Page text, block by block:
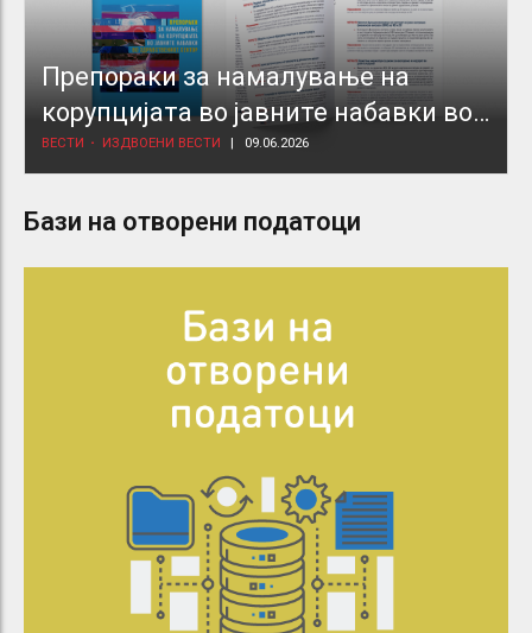
Препораки за намалување на
корупцијата во јавните набавки во
здравствениот сектор
ВЕСТИ ИЗДВОЕНИ ВЕСТИ 09.06.2026
Бази на отворени податоци